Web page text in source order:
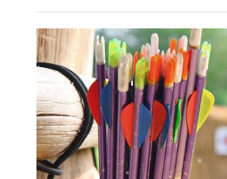
Documentos Corporativos